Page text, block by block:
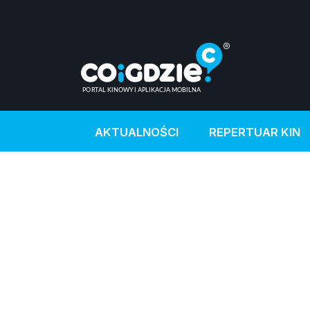
AKTUALNOŚCI REPERTUAR KIN